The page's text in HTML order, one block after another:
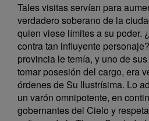
Tales visitas servían para
verdadero soberano de la
quien viese límites a su poder.
contra tan influyente
provincia le temía, y uno de
tomar posesión del cargo, era
órdenes de Su Ilustrísima. Lo
un varón omnipotente, en
gobernantes del Cielo y